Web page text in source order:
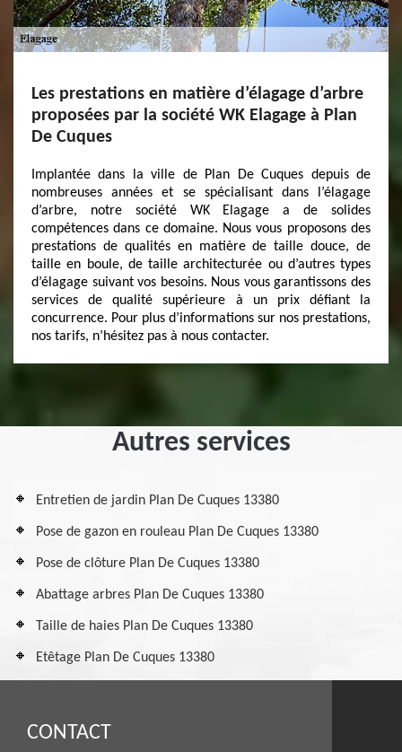
Les prestations en matière d’élagage d’arbre
proposées par la société WK Elagage à Plan
De Cuques
Implantée dans la ville de Plan De Cuques depuis de
nombreuses années et se spécialisant dans l’élagage
d’arbre, notre société WK Elagage a de solides
compétences dans ce domaine. Nous vous proposons des
prestations de qualités en matière de taille douce, de
taille en boule, de taille architecturée ou d’autres types
d’élagage suivant vos besoins. Nous vous garantissons des
services de qualité supérieure à un prix défiant la
concurrence. Pour plus d’informations sur nos prestations,
nos tarifs, n’hésitez pas à nous contacter.
Autres services
Entretien de jardin Plan De Cuques 13380
Pose de gazon en rouleau Plan De Cuques 13380
Pose de clôture Plan De Cuques 13380
Abattage arbres Plan De Cuques 13380
Taille de haies Plan De Cuques 13380
Etêtage Plan De Cuques 13380
CONTACT